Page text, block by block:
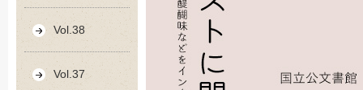
Vol.38
Vol.37